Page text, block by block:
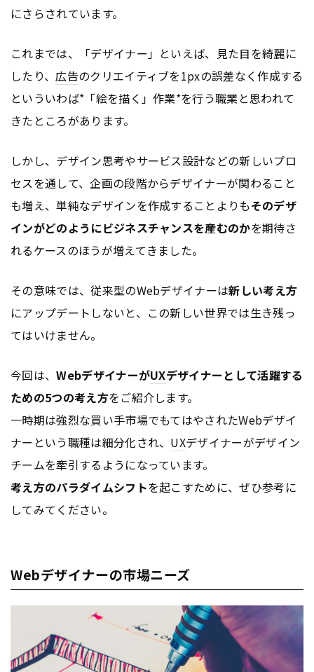
にさらされています。
これまでは、「デザイナー」といえば、見た目を綺麗に
したり、広告のクリエイティブを1pxの誤差なく作成する
といういわば*「絵を描く」作業*を行う職業と思われて
きたところがあります。
しかし、デザイン思考やサービス設計などの新しいプロ
セスを通して、企画の段階からデザイナーが関わること
も増え、単純なデザインを作成することよりもそのデザ
インがどのようにビジネスチャンスを産むのかを期待さ
れるケースのほうが増えてきました。
その意味では、従来型のWebデザイナーは新しい考え方
にアップデートしないと、この新しい世界では生き残っ
てはいけません。
今回は、WebデザイナーがUXデザイナーとして活躍する
ための5つの考え方をご紹介します。
一時期は強烈な買い手市場でもてはやされたWebデザイ
ナーという職種は細分化され、 UXデザイナーがデザイン
チームを牽引するようになっています。
考え方のパラダイムシフトを起こすために、ぜひ参考に
してみてください。
Webデザイナーの市場ニーズ